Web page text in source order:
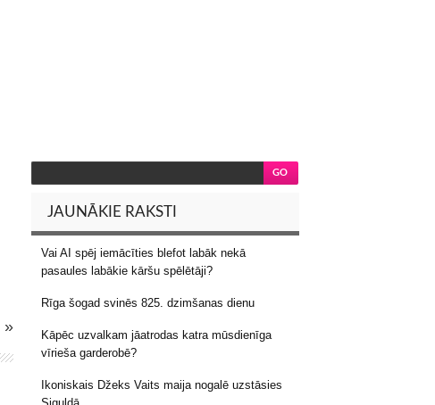
»
JAUNĀKIE RAKSTI
Vai AI spēj iemācīties blefot labāk nekā
pasaules labākie kāršu spēlētāji?
Rīga šogad svinēs 825. dzimšanas dienu
Kāpēc uzvalkam jāatrodas katra mūsdienīga
vīrieša garderobē?
Ikoniskais Džeks Vaits maija nogalē uzstāsies